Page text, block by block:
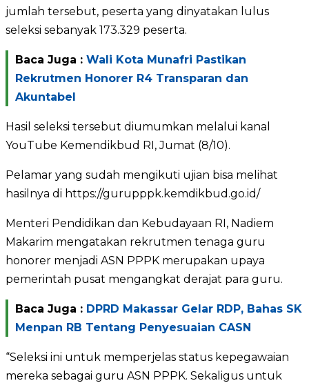
jumlah tersebut, peserta yang dinyatakan lulus
seleksi sebanyak 173.329 peserta.
Baca Juga : Wali Kota Munafri Pastikan
Rekrutmen Honorer R4 Transparan dan
Akuntabel
Hasil seleksi tersebut diumumkan melalui kanal
YouTube Kemendikbud RI, Jumat (8/10).
Pelamar yang sudah mengikuti ujian bisa melihat
hasilnya di https://gurupppk.kemdikbud.go.id/
Menteri Pendidikan dan Kebudayaan RI, Nadiem
Makarim mengatakan rekrutmen tenaga guru
honorer menjadi ASN PPPK merupakan upaya
pemerintah pusat mengangkat derajat para guru.
Baca Juga : DPRD Makassar Gelar RDP, Bahas SK
Menpan RB Tentang Penyesuaian CASN
“Seleksi ini untuk memperjelas status kepegawaian
mereka sebagai guru ASN PPPK. Sekaligus untuk